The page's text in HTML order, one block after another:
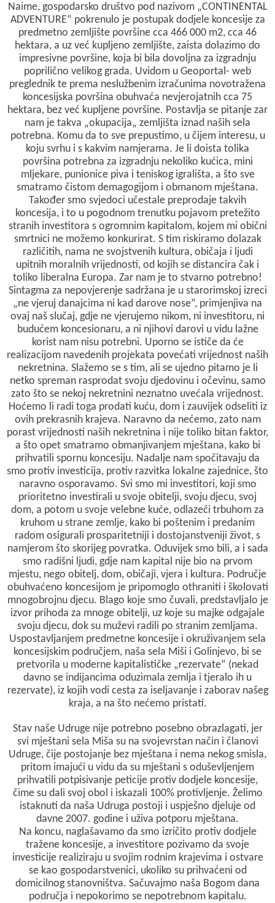
Naime, gospodarsko društvo pod nazivom „CONTINENTAL
ADVENTURE“ pokrenulo je postupak dodjele koncesije za
predmetno zemljište površine cca 466 000 m2, cca 46
hektara, a uz već kupljeno zemljište, zaista dolazimo do
impresivne površine, koja bi bila dovoljna za izgradnju
poprilično velikog grada. Uvidom u Geoportal- web
preglednik te prema neslužbenim izračunima novotražena
koncesijska površina obuhvaća nevjerojatnih cca 75
hektara, bez već kupljene površine. Postavlja se pitanje zar
nam je takva „okupacija„ zemljišta iznad naših sela
potrebna. Komu da to sve prepustimo, u čijem interesu, u
koju svrhu i s kakvim namjerama. Je li doista tolika
površina potrebna za izgradnju nekoliko kućica, mini
mljekare, punionice piva i teniskog igrališta, a što sve
smatramo čistom demagogijom i obmanom mještana.
Također smo svjedoci učestale preprodaje takvih
koncesija, i to u pogodnom trenutku pojavom pretežito
stranih investitora s ogromnim kapitalom, kojem mi obični
smrtnici ne možemo konkurirat. S tim riskiramo dolazak
različitih, nama ne svojstvenih kultura, običaja i ljudi
upitnih moralnih vrijednosti, od kojih se distancira čak i
toliko liberalna Europa. Zar nam je to stvarno potrebno!
Sintagma za nepovjerenje sadržana je u starorimskoj izreci
„ne vjeruj danajcima ni kad darove nose“, primjenjiva na
ovaj naš slučaj, gdje ne vjerujemo nikom, ni investitoru, ni
budućem koncesionaru, a ni njihovi darovi u vidu lažne
korist nam nisu potrebni. Uporno se ističe da će
realizacijom navedenih projekata povećati vrijednost naših
nekretnina. Slažemo se s tim, ali se ujedno pitamo je li
netko spreman rasprodat svoju djedovinu i očevinu, samo
zato što se nekoj nekretnini neznatno uvećala vrijednost.
Hoćemo li radi toga prodati kuću, dom i zauvijek odseliti iz
ovih prekrasnih krajeva. Naravno da nećemo, zato nam
porast vrijednosti naših nekretnina i nije toliko bitan faktor,
a što opet smatramo obmanjivanjem mještana, kako bi
prihvatili spornu koncesiju. Nadalje nam spočitavaju da
smo protiv investicija, protiv razvitka lokalne zajednice, što
naravno osporavamo. Svi smo mi investitori, koji smo
prioritetno investirali u svoje obitelji, svoju djecu, svoj
dom, a potom u svoje velebne kuće, odlazeći trbuhom za
kruhom u strane zemlje, kako bi poštenim i predanim
radom osigurali prosparitetniji i dostojanstveniji život, s
namjerom što skorijeg povratka. Oduvijek smo bili, a i sada
smo radišni ljudi, gdje nam kapital nije bio na prvom
mjestu, nego obitelj, dom, običaji, vjera i kultura. Područje
obuhvaćeno koncesijom je pripomoglo othraniti i školovati
mnogobrojnu djecu. Blago koje smo čuvali, predstavljalo je
izvor prihoda za mnoge obitelji, uz koje su majke odgajale
svoju djecu, dok su muževi radili po stranim zemljama.
Uspostavljanjem predmetne koncesije i okruživanjem sela
koncesijskim područjem, naša sela Miši i Golinjevo, bi se
pretvorila u moderne kapitalističke „rezervate“ (nekad
davno se indijancima oduzimala zemlja i tjeralo ih u
rezervate), iz kojih vodi cesta za iseljavanje i zaborav našeg
kraja, a na što nećemo pristati.
Stav naše Udruge nije potrebno posebno obrazlagati, jer
svi mještani sela Miša su na svojevrstan način i članovi
Udruge, čije postojanje bez mještana i nema nekog smisla,
pritom imajući u vidu da su mještani s oduševljenjem
prihvatili potpisivanje peticije protiv dodjele koncesije,
čime su dali svoj obol i iskazali 100% protivljenje. Želimo
istaknuti da naša Udruga postoji i uspješno djeluje od
davne 2007. godine i uživa potporu mještana.
Na koncu, naglašavamo da smo izričito protiv dodjele
tražene koncesije, a investitore pozivamo da svoje
investicije realiziraju u svojim rodnim krajevima i ostvare
se kao gospodarstvenici, ukoliko su prihvaćeni od
domicilnog stanovništva. Sačuvajmo naša Bogom dana
područja i nepokorimo se nepotrebnom kapitalu.